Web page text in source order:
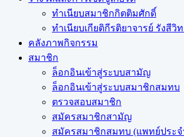
ทำเนียบสมาชิกกิตติมศักดิ์
ทำเนียบเกียติกีรติยาจารย์ รังสีวิ
คลังภาพกิจกรรม
สมาชิก
ล็อกอินเข้าสู่ระบบสามัญ
ล็อกอินเข้าสู่ระบบสมาชิกสมทบ
ตรวจสอบสมาชิก
สมัครสมาชิกสามัญ
สมัครสมาชิกสมทบ (แพทย์ประจ